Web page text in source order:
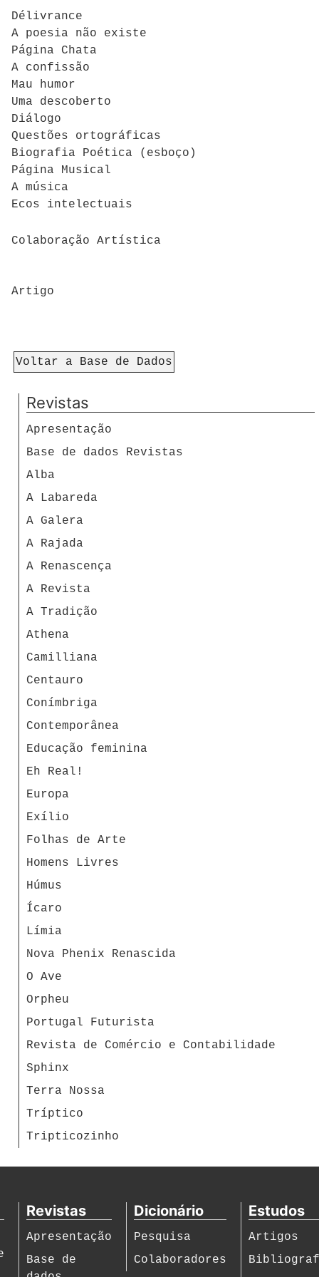
Délivrance
A poesia não existe
Página Chata
A confissão
Mau humor
Uma descoberto
Diálogo
Questões ortográficas
Biografia Poética (esboço)
Página Musical
A música
Ecos intelectuais
Colaboração Artística
Artigo
Voltar a Base de Dados
Revistas
Apresentação
Base de dados Revistas
Alba
A Labareda
A Galera
A Rajada
A Renascença
A Revista
A Tradição
Athena
Camilliana
Centauro
Conímbriga
Contemporânea
Educação feminina
Eh Real!
Europa
Exílio
Folhas de Arte
Homens Livres
Húmus
Ícaro
Límia
Nova Phenix Renascida
O Ave
Orpheu
Portugal Futurista
Revista de Comércio e Contabilidade
Sphinx
Terra Nossa
Tríptico
Tripticozinho
Revistas
Apresentação
Base de
Dicionário
Pesquisa
Colaboradores
Estudos
Artigos